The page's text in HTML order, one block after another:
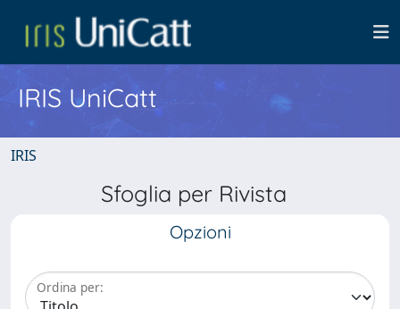
IRIS UniCatt
IRIS
Sfoglia per Rivista
Opzioni
Ordina per: